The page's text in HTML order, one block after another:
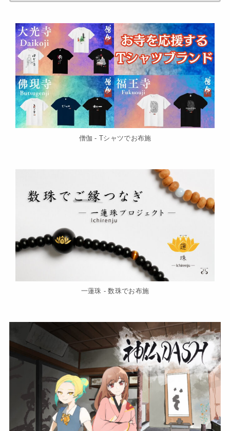
僧伽 - Tシャツでお布施
一蓮珠 - 数珠でお布施